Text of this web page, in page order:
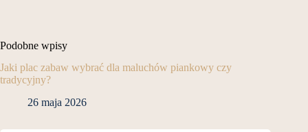
Podobne wpisy
Jaki plac zabaw wybrać dla maluchów piankowy czy
tradycyjny?
26 maja 2026